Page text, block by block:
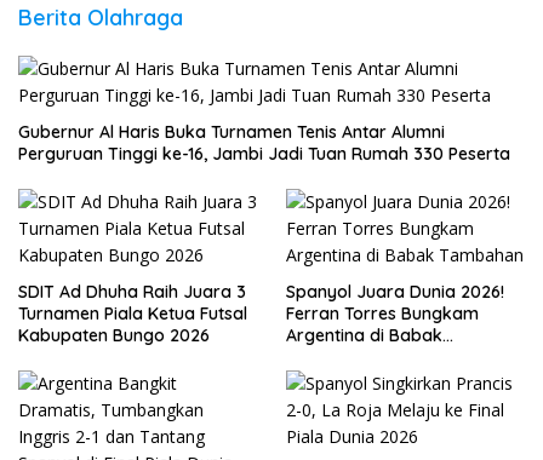
Berita Olahraga
Gubernur Al Haris Buka Turnamen Tenis Antar Alumni
Perguruan Tinggi ke-16, Jambi Jadi Tuan Rumah 330 Peserta
SDIT Ad Dhuha Raih Juara 3
Turnamen Piala Ketua Futsal
Kabupaten Bungo 2026
Spanyol Juara Dunia 2026!
Ferran Torres Bungkam
Argentina di Babak